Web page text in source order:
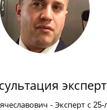
- Эксперт с